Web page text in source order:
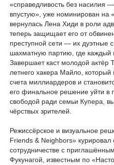
«справедливость без насилия
впустую», уже номинирован на
вернулась Лена Хиди в роли
теперь защищает его от
преступной сети — их
шахматную партию, где каждый
Завершает каст молодой актёр
летнего хакера Майло, который
счета миллиардеров и
его финальное решение уйти в
свободой ради семьи Купера,
чёрствых зрителей.
Режиссёрское и визуальное
Friends & Neighbors»
сотрудничестве с
Фукунагой, известным по